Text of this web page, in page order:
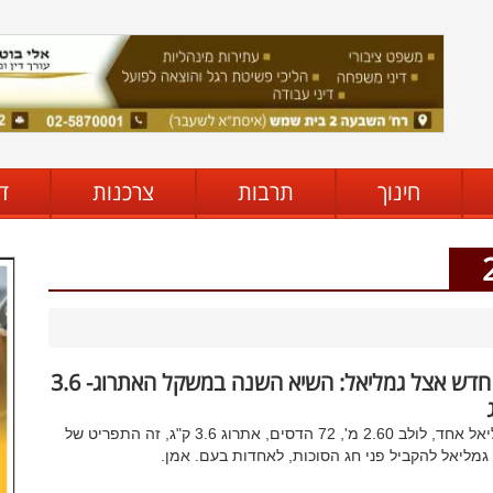
חינוך תרבות צרכנות
יש חדש אצל גמליאל: השיא השנה במשקל האתרוג- 3.6
גמליאל אחד, לולב 2.60 מ', 72 הדסים, אתרוג 3.6 ק"ג, זה התפריט של
גמליאל להקביל פני חג הסוכות, לאחדות בעם. אמן.